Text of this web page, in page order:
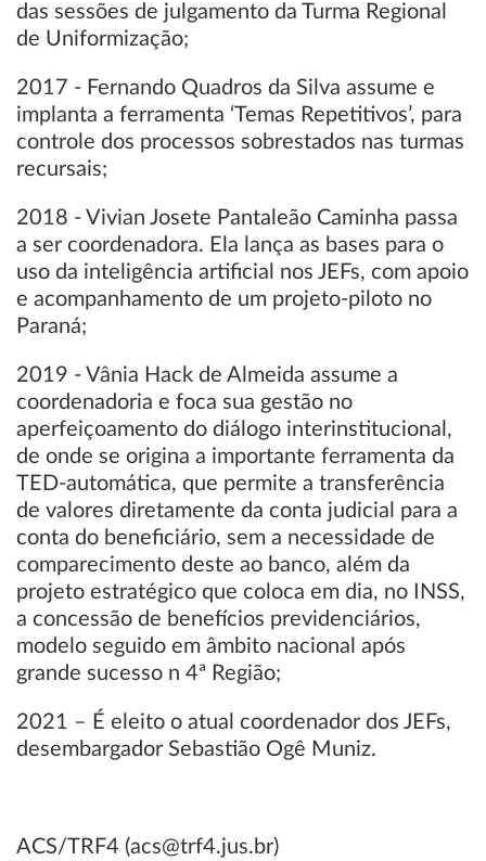
das sessões de julgamento da Turma Regional
de Uniformização;
2017 - Fernando Quadros da Silva assume e
implanta a ferramenta ‘Temas Repetitivos’, para
controle dos processos sobrestados nas turmas
recursais;
2018 - Vivian Josete Pantaleão Caminha passa
a ser coordenadora. Ela lança as bases para o
uso da inteligência artificial nos JEFs, com apoio
e acompanhamento de um projeto-piloto no
Paraná;
2019 - Vânia Hack de Almeida assume a
coordenadoria e foca sua gestão no
aperfeiçoamento do diálogo interinstitucional,
de onde se origina a importante ferramenta da
TED-automática, que permite a transferência
de valores diretamente da conta judicial para a
conta do beneficiário, sem a necessidade de
comparecimento deste ao banco, além da
projeto estratégico que coloca em dia, no INSS,
a concessão de benefícios previdenciários,
modelo seguido em âmbito nacional após
grande sucesso n 4ª Região;
2021 – É eleito o atual coordenador dos JEFs,
desembargador Sebastião Ogê Muniz.
ACS/TRF4 (acs@trf4.jus.br)